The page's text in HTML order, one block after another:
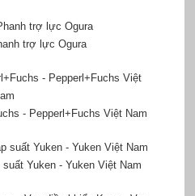
trợ lực Ogura
- Pepperl+Fuchs Việt Nam
Yuken - Yuken Việt Nam